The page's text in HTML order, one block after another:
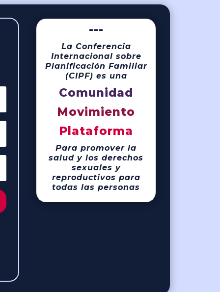
---
La Conferencia
Internacional sobre
Planificación Familiar
(CIPF) es una
Comunidad
Movimiento
Plataforma
Para promover la
salud y los derechos
sexuales y
reproductivos para
todas las personas